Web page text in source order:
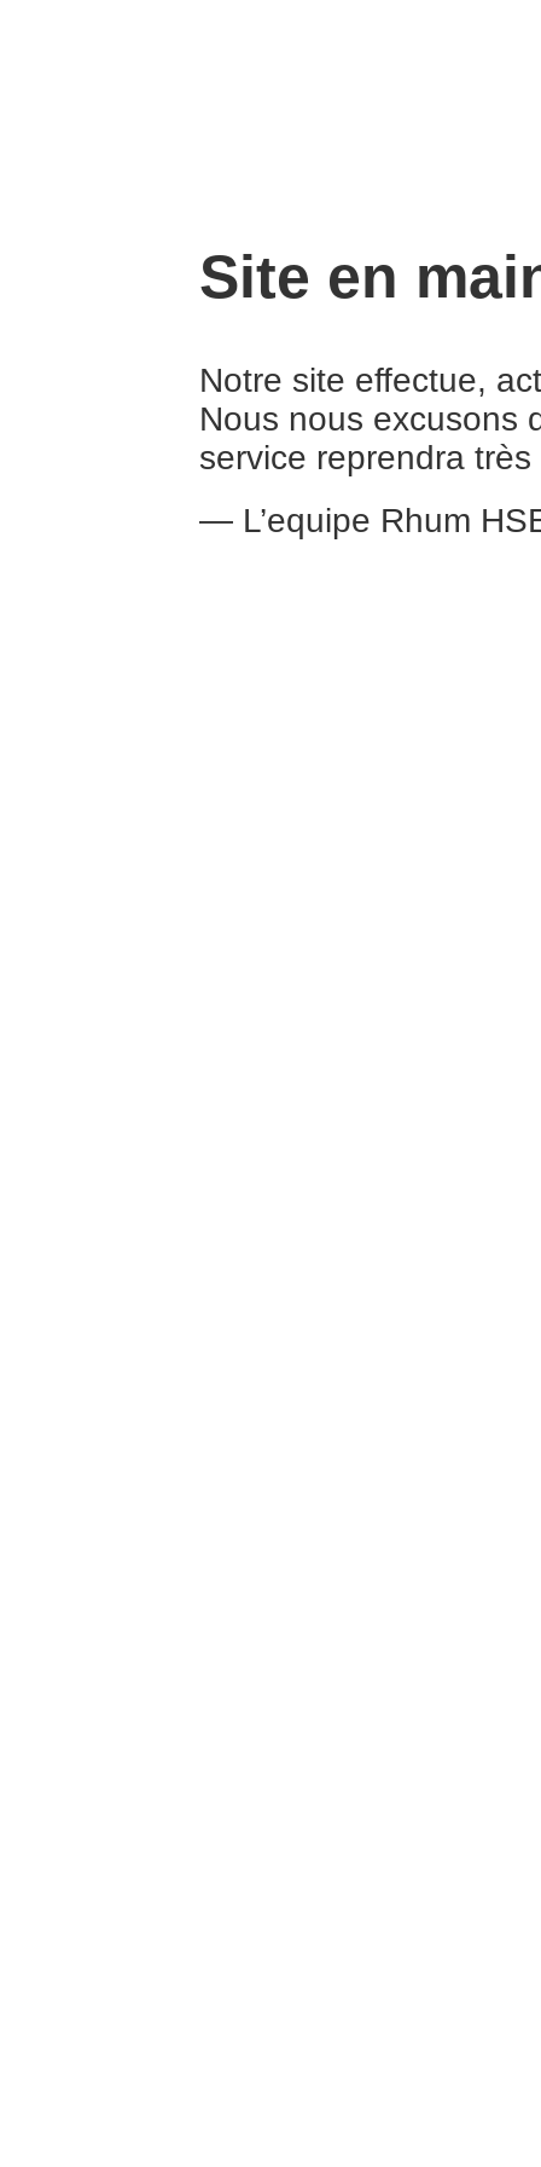
Site en
Notre site effectue,
Nous nous excusons
service reprendra
— L’equipe Rhum